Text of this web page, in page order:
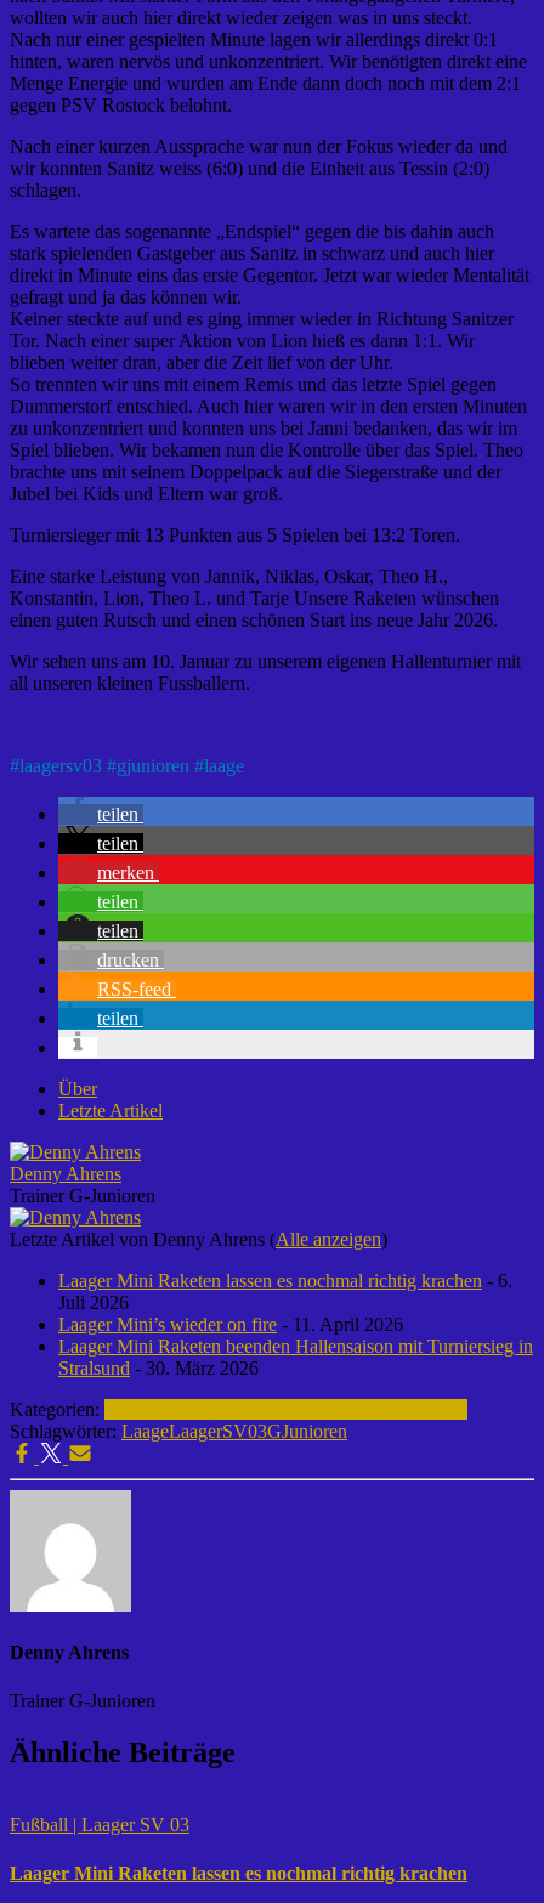
wollten wir auch hier direkt wieder zeigen was in uns steckt.
Nach nur einer gespielten Minute lagen wir allerdings direkt 0:1
hinten, waren nervös und unkonzentriert. Wir benötigten direkt eine
Menge Energie und wurden am Ende dann doch noch mit dem 2:1
gegen PSV Rostock belohnt.
Nach einer kurzen Aussprache war nun der Fokus wieder da und
wir konnten Sanitz weiss (6:0) und die Einheit aus Tessin (2:0)
schlagen.
Es wartete das sogenannte „Endspiel“ gegen die bis dahin auch
stark spielenden Gastgeber aus Sanitz in schwarz und auch hier
direkt in Minute eins das erste Gegentor. Jetzt war wieder Mentalität
gefragt und ja das können wir.
Keiner steckte auf und es ging immer wieder in Richtung Sanitzer
Tor. Nach einer super Aktion von Lion hieß es dann 1:1. Wir
blieben weiter dran, aber die Zeit lief von der Uhr.
So trennten wir uns mit einem Remis und das letzte Spiel gegen
Dummerstorf entschied. Auch hier waren wir in den ersten Minuten
zu unkonzentriert und konnten uns bei Janni bedanken, das wir im
Spiel blieben. Wir bekamen nun die Kontrolle über das Spiel. Theo
brachte uns mit seinem Doppelpack auf die Siegerstraße und der
Jubel bei Kids und Eltern war groß.
Turniersieger mit 13 Punkten aus 5 Spielen bei 13:2 Toren.
Eine starke Leistung von Jannik, Niklas, Oskar, Theo H.,
Konstantin, Lion, Theo L. und Tarje Unsere Raketen wünschen
einen guten Rutsch und einen schönen Start ins neue Jahr 2026.
Wir sehen uns am 10. Januar zu unserem eigenen Hallenturnier mit
all unseren kleinen Fussballern.
#laagersv03 #gjunioren #laage
teilen
teilen
merken
teilen
teilen
drucken
RSS-feed
teilen
Über
Letzte Artikel
Denny Ahrens
Trainer G-Junioren
Letzte Artikel von Denny Ahrens (Alle anzeigen)
Laager Mini Raketen lassen es nochmal richtig krachen - 6.
Juli 2026
Laager Mini’s wieder on fire - 11. April 2026
Laager Mini Raketen beenden Hallensaison mit Turniersieg in
Stralsund - 30. März 2026
Kategorien:
Schlagwörter: LaageLaagerSV03GJunioren
Denny Ahrens
Trainer G-Junioren
Ähnliche Beiträge
Fußball | Laager SV 03
Laager Mini Raketen lassen es nochmal richtig krachen